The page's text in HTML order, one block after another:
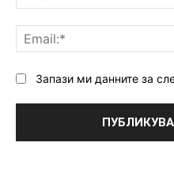
Запази ми данните за